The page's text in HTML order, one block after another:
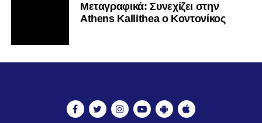
Mεταγραφικά: Συνεχίζει στην
Athens Kallithea ο Κοντονίκος